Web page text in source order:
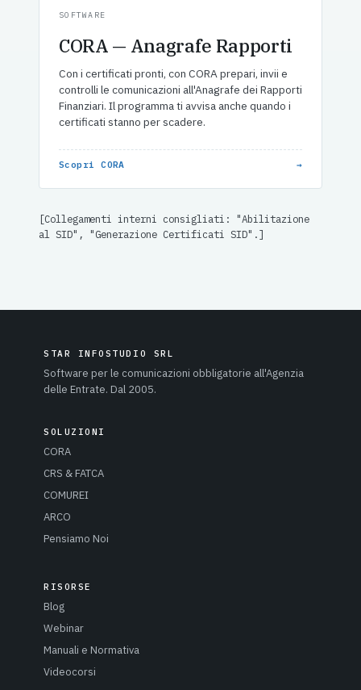
SOFTWARE
CORA — Anagrafe Rapporti
Con i certificati pronti, con CORA prepari, invii e
controlli le comunicazioni all'Anagrafe dei Rapporti
Finanziari. Il programma ti avvisa anche quando i
certificati stanno per scadere.
Scopri CORA →
[Collegamenti interni consigliati: "Abilitazione
al SID", "Generazione Certificati SID".]
STAR INFOSTUDIO SRL
Software per le comunicazioni obbligatorie all'Agenzia
delle Entrate. Dal 2005.
SOLUZIONI
CORA
CRS & FATCA
COMUREI
ARCO
Pensiamo Noi
RISORSE
Blog
Webinar
Manuali e Normativa
Videocorsi